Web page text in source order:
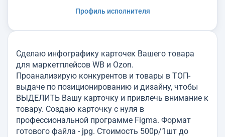
Сделаю инфографику карточек Вашего товара
для маркетплейсов WB и Ozon.
Проанализирую конкурентов и товары в ТОП-
выдаче по позиционированию и дизайну, чтобы
ВЫДЕЛИТЬ Вашу карточку и привлечь внимание к
товару. Создаю карточку с нуля в
профессиональной программе Figma. Формат
готового файла - jpg. Стоимость 500р/1шт до
Профиль исполнителя